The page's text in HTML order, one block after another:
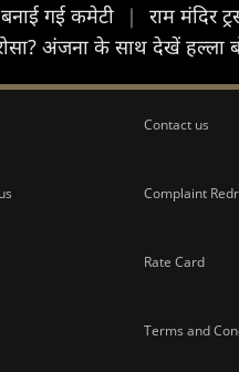
गई कमेटी
|
राम मंदिर
अंजना के साथ देखें हल्ला
Contact us
Complaint
Rate Card
Terms and